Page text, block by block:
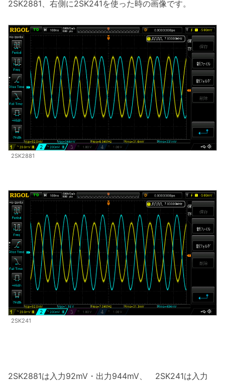
2SK2881、右側に2SK241を使った時の画像です。
2SK2881
2SK241
2SK2881は入力92mV・出力944mV、 2SK241は入力